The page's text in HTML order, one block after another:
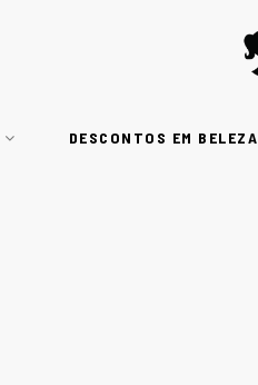
DESCONTOS EM BELEZA